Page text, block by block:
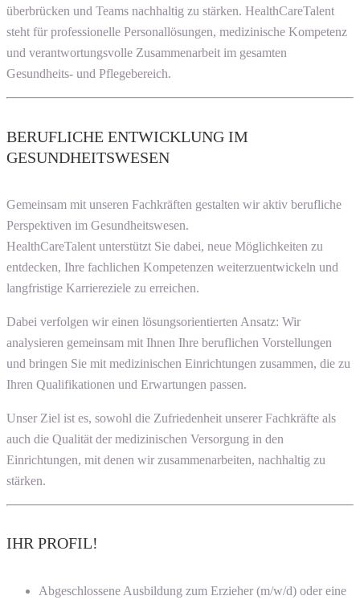
überbrücken und Teams nachhaltig zu stärken. HealthCareTalent
steht für professionelle Personallösungen, medizinische Kompetenz
und verantwortungsvolle Zusammenarbeit im gesamten
Gesundheits- und Pflegebereich.
BERUFLICHE ENTWICKLUNG IM
GESUNDHEITSWESEN
Gemeinsam mit unseren Fachkräften gestalten wir aktiv berufliche
Perspektiven im Gesundheitswesen.
HealthCareTalent unterstützt Sie dabei, neue Möglichkeiten zu
entdecken, Ihre fachlichen Kompetenzen weiterzuentwickeln und
langfristige Karriereziele zu erreichen.
Dabei verfolgen wir einen lösungsorientierten Ansatz: Wir
analysieren gemeinsam mit Ihnen Ihre beruflichen Vorstellungen
und bringen Sie mit medizinischen Einrichtungen zusammen, die zu
Ihren Qualifikationen und Erwartungen passen.
Unser Ziel ist es, sowohl die Zufriedenheit unserer Fachkräfte als
auch die Qualität der medizinischen Versorgung in den
Einrichtungen, mit denen wir zusammenarbeiten, nachhaltig zu
stärken.
IHR PROFIL!
Abgeschlossene Ausbildung zum Erzieher (m/w/d) oder eine